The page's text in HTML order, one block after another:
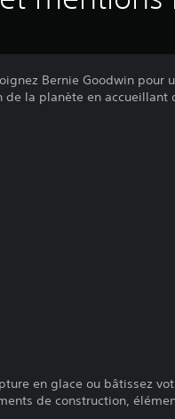
Bernie Goodwin pour
la planète en accueillant
en glace ou bâtissez
de construction,